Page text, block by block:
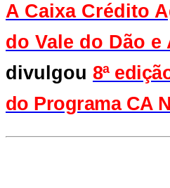
A Caixa Crédito
do Vale do Dão e
divulgou 8ª
do Programa CA